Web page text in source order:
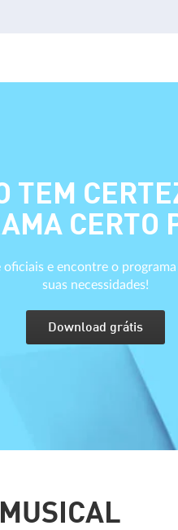
TEM
CERTO
oficiais e encontre o
suas necessidades!
Download grátis